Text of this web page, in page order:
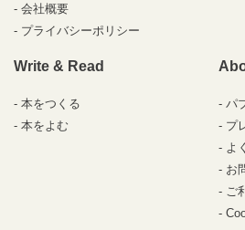
会社概要
プライバシーポリシー
Write & Read
本をつくる
本をよむ
パ
プ
よ
お
ご